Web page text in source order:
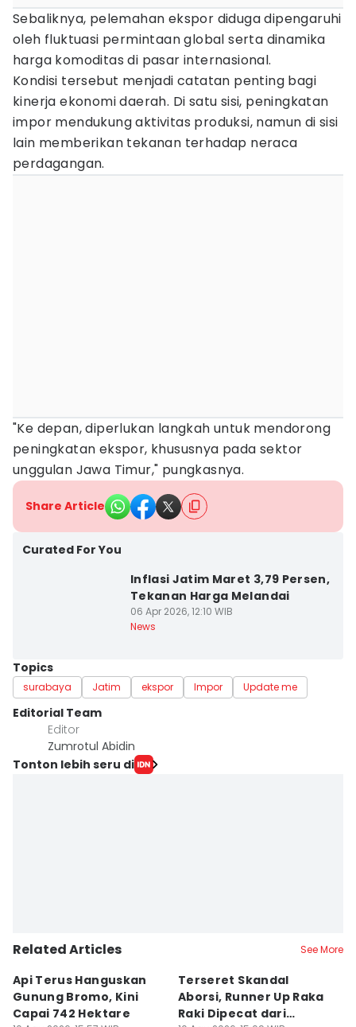
Sebaliknya, pelemahan ekspor diduga dipengaruhi
oleh fluktuasi permintaan global serta dinamika
harga komoditas di pasar internasional.
Kondisi tersebut menjadi catatan penting bagi
kinerja ekonomi daerah. Di satu sisi, peningkatan
impor mendukung aktivitas produksi, namun di sisi
lain memberikan tekanan terhadap neraca
perdagangan.
"Ke depan, diperlukan langkah untuk mendorong
peningkatan ekspor, khususnya pada sektor
unggulan Jawa Timur," pungkasnya.
Share Article
Curated For You
Inflasi Jatim Maret 3,79 Persen,
Tekanan Harga Melandai
06 Apr 2026, 12:10 WIB
News
Topics
surabaya Jatim ekspor Impor Update me
Editorial Team
Editor
Zumrotul Abidin
Tonton lebih seru di
Related Articles See More
Api Terus Hanguskan
Gunung Bromo, Kini
Capai 742 Hektare
Terseret Skandal
Aborsi, Runner Up Raka
Raki Dipecat dari